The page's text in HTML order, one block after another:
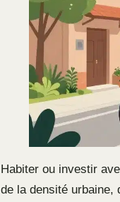
Habiter ou investir
de la densité urbaine,